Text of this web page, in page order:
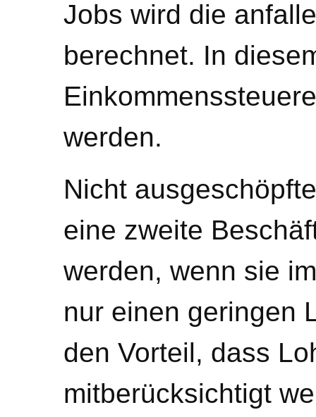
Jobs wird die
berechnet. In
werden.
Nicht
eine zweite
werden, wenn sie
nur einen geringen
den Vorteil, dass
mitberücksichtigt